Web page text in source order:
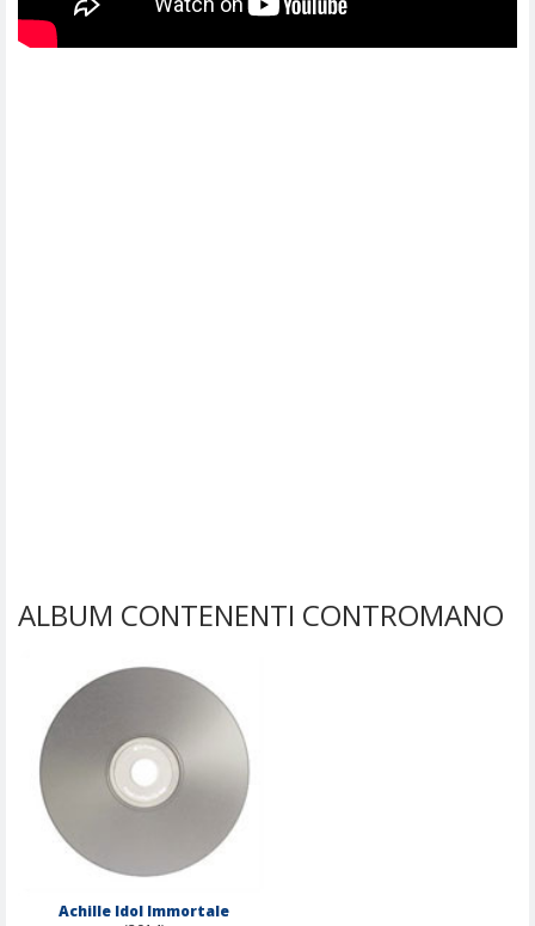
ALBUM CONTENENTI CONTROMANO
Achille Idol Immortale